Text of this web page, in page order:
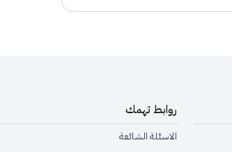
روابط تهمك
الاسئلة الشائعة